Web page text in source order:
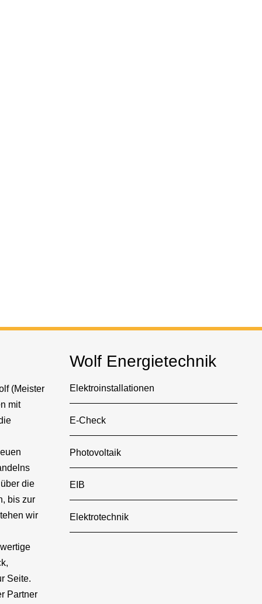
(Meister
mit
die
bis zur
wir
Seite.
Partner
Wolf Energietechnik
Elektroinstallationen
E-Check
Photovoltaik
EIB
Elektrotechnik